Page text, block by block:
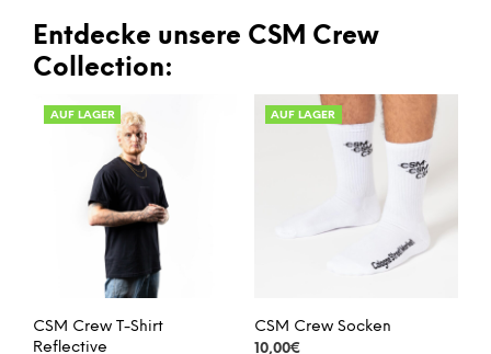
Entdecke unsere CSM Crew
Collection:
AUF LAGER
CSM Crew T-Shirt
Reflective
AUF LAGER
CSM Crew Socken
10,00€